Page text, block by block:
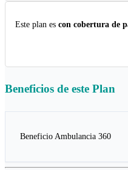
Este plan es con cobertura de
Beneficios de este Plan
Beneficio Ambulancia 360